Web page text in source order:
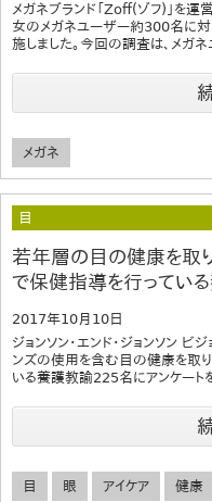
メガネブランド「Zoff(ゾフ)」を運
女のメガネユーザー約300名に対
施しました。今回の調査は、メガ
メガネ
目
若年層の目の健康を取
で保健指導を行ってい
2017年10月10日
ジョンソン・エンド・ジョンソン ビ
ンズの使用を含む目の健康を取
いる養護教諭225名にアンケート
目 眼 アイケア 健康